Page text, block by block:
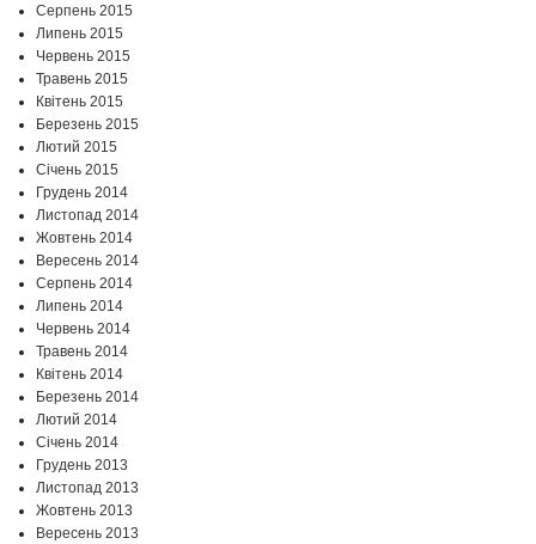
Серпень 2015
Липень 2015
Червень 2015
Травень 2015
Квітень 2015
Березень 2015
Лютий 2015
Січень 2015
Грудень 2014
Листопад 2014
Жовтень 2014
Вересень 2014
Серпень 2014
Липень 2014
Червень 2014
Травень 2014
Квітень 2014
Березень 2014
Лютий 2014
Січень 2014
Грудень 2013
Листопад 2013
Жовтень 2013
Вересень 2013